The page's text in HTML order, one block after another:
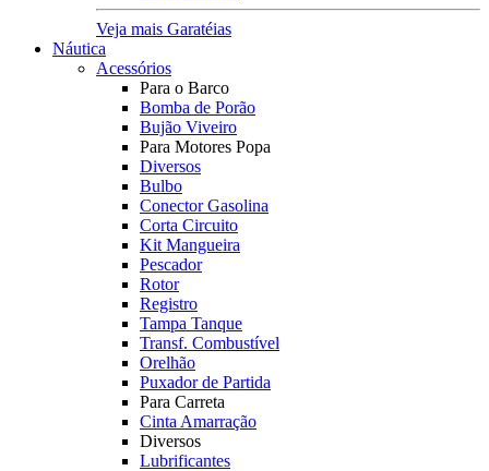
Veja mais Garatéias
Náutica
Acessórios
Para o Barco
Bomba de Porão
Bujão Viveiro
Para Motores Popa
Diversos
Bulbo
Conector Gasolina
Corta Circuito
Kit Mangueira
Pescador
Rotor
Registro
Tampa Tanque
Transf. Combustível
Orelhão
Puxador de Partida
Para Carreta
Cinta Amarração
Diversos
Lubrificantes